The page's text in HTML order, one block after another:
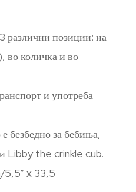
различни позиции: на
во количка и во
и употреба
безбедно за бебиња,
Libby the crinkle cub.
5,5” x 33,5